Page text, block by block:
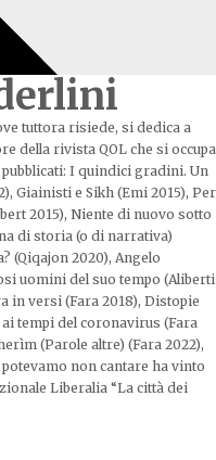
tuttora risiede, si dedica a
della rivista QOL che si occupa
I quindici gradini. Un
Giainisti e Sikh (Emi 2015), Per
2015), Niente di nuovo sotto
di storia (o di narrativa)
(Qiqajon 2020), Angelo
uomini del suo tempo (Aliberti
in versi (Fara 2018), Distopie
tempi del coronavirus (Fara
(Parole altre) (Fara 2022),
non cantare ha vinto
Liberalia “La città dei